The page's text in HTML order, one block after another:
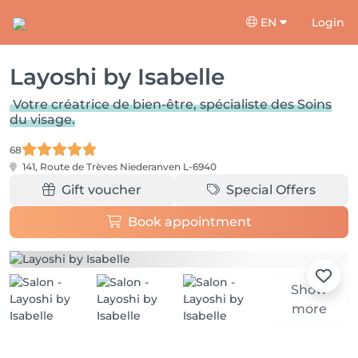
EN Login
Layoshi by Isabelle
Votre créatrice de bien-être, spécialiste des Soins
du visage.
68
141, Route de Trèves Niederanven L-6940
Gift voucher Special Offers
Book appointment
Show
more